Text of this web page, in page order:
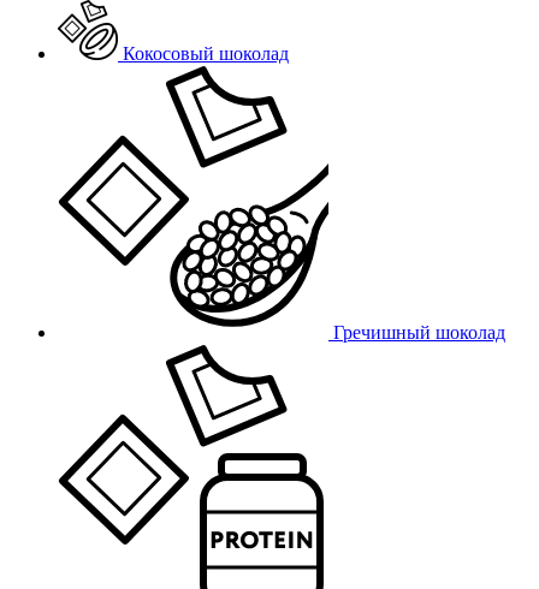
Кокосовый шоколад
Гречишный шоколад